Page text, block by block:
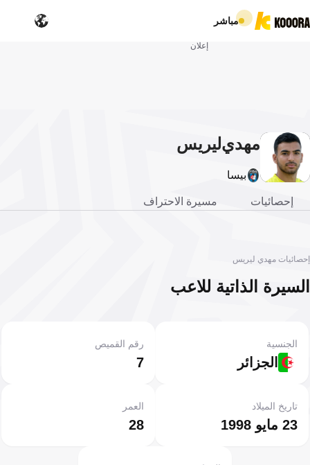
مباشر
إعلان
مهديليريس
بيسا
إحصائيات مسيرة الاحتراف
إحصائيات مهدي ليريس
السيرة الذاتية للاعب
الجزائر
الجنسية
7
رقم القميص
23 مايو 1998
تاريخ الميلاد
28
العمر